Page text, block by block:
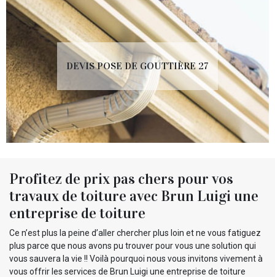
DEVIS POSE DE GOUTTIÈRE 27
Profitez de prix pas chers pour vos
travaux de toiture avec Brun Luigi une
entreprise de toiture
Ce n’est plus la peine d’aller chercher plus loin et ne vous fatiguez
plus parce que nous avons pu trouver pour vous une solution qui
vous sauvera la vie !! Voilà pourquoi nous vous invitons vivement à
vous offrir les services de Brun Luigi une entreprise de toiture